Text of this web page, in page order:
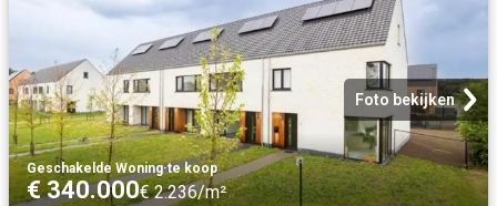
Foto bekijken
Geschakelde Woning·te koop
€ 340.000€ 2.236/m²